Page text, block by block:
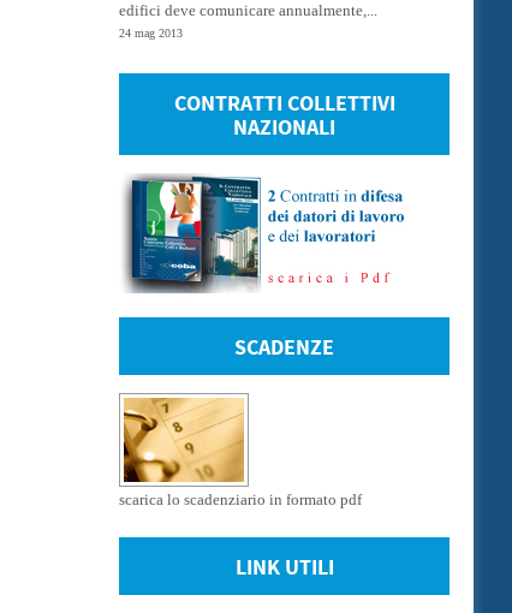
edifici deve comunicare annualmente,...
24 mag 2013
CONTRATTI COLLETTIVI
NAZIONALI
SCADENZE
scarica lo scadenziario in formato pdf
LINK UTILI